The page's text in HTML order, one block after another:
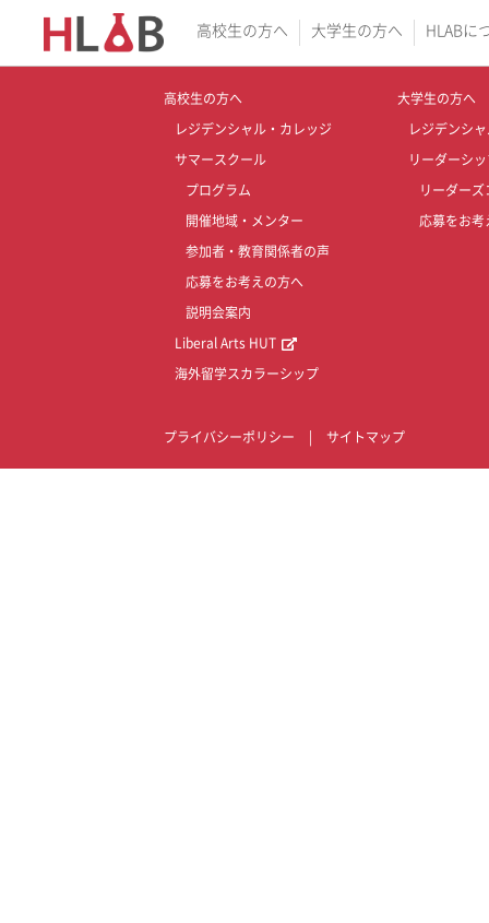
高校生の方へ 大学生の方へ HLABに
高校生の方へ
レジデンシャル・カレッジ
サマースクール
プログラム
開催地域・メンター
参加者・教育関係者の声
応募をお考えの方へ
説明会案内
Liberal Arts HUT
海外留学スカラーシップ
大学生の方へ
レジデンシ
リーダーシ
リーダーズ
応募をお考
プライバシーポリシー サイトマップ